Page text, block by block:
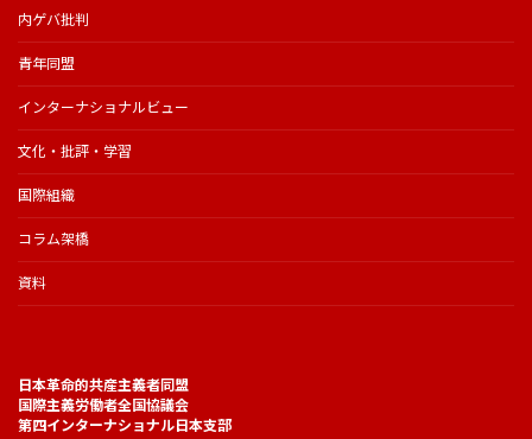
内ゲバ批判
青年同盟
インターナショナルビュー
文化・批評・学習
国際組織
コラム架橋
資料
日本革命的共産主義者同盟
国際主義労働者全国協議会
第四インターナショナル日本支部